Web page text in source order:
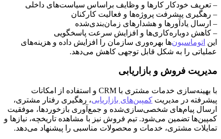
– تعریف خودکار کارها و وظایف براساس سیاست‌های داخلی
– رهگیری پیشرفت پروژه‌ها و فعالیت کارکنان
– ارسال یادآورها و هشدارهای زمان‌بندی‌شده
– کاهش دوباره‌کاری‌ها و افزایش سرعت پاسخگویی
این اتوماسیون‌ها بهره‌وری سازمان را افزایش داده و هزینه‌های
عملیاتی را به شکل قابل توجهی کاهش می‌دهد.
مدیریت فروش و بازاریابی
با بهینه‌سازی خدمات مشتری با CRM و استفاده از امکانات
پیشرفته در مدیریت کمپین‌های بازاریابی، رهگیری رفتار مشتری،
ارسال پیام‌های شخصی‌سازی‌شده و جمع‌آوری بازخوردها، موفقیت
کمپین‌ها تضمین می‌شود. تیم فروش نیز با مشاهده تاریخچه، نیازها و
تمایلات مشتری، خدمات و محصولات مناسبی را پیشنهاد می‌دهد.